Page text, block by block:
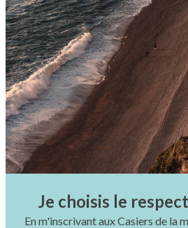
Je choisis le
En m'inscrivant aux Casiers de la